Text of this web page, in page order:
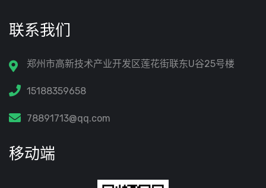
联系我们
郑州市高新技术产业开发区莲花街联东U谷25号楼
15188359658
78891713@qq.com
移动端